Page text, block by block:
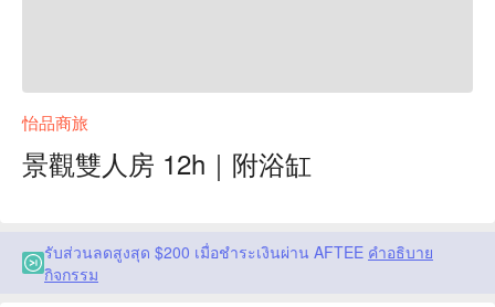
怡品商旅
景觀雙人房 12h｜附浴缸
รับส่วนลดสูงสุด $200 เมื่อชำระเงินผ่าน AFTEE คำอธิบาย
กิจกรรม